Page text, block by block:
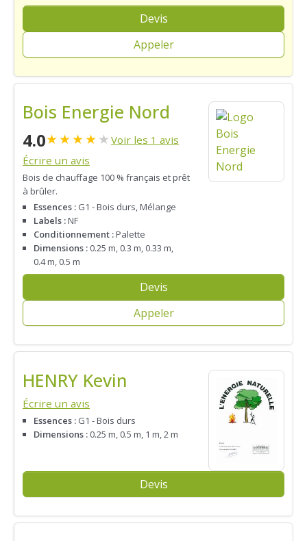
Devis
Appeler
Bois Energie Nord
4.0★★★★★ Voir les 1 avis
Écrire un avis
Bois de chauffage 100 % français et prêt
à brûler.
Essences : G1 - Bois durs, Mélange
Labels :NF
Conditionnement :Palette
Dimensions : 0.25 m, 0.3 m, 0.33 m,
0.4 m, 0.5 m
Devis
Appeler
HENRY Kevin
Écrire un avis
Essences : G1 - Bois durs
Dimensions : 0.25 m, 0.5 m, 1 m, 2 m
Devis